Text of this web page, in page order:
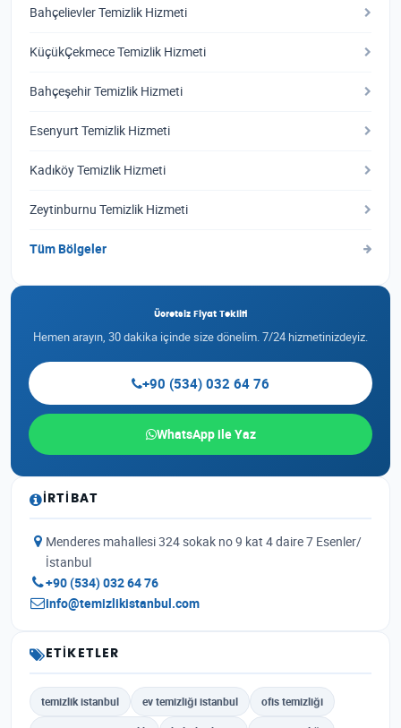
Bahçelievler Temizlik Hizmeti
KüçükÇekmece Temizlik Hizmeti
Bahçeşehir Temizlik Hizmeti
Esenyurt Temizlik Hizmeti
Kadıköy Temizlik Hizmeti
Zeytinburnu Temizlik Hizmeti
Tüm Bölgeler
Ücretsiz Fiyat Teklifi
Hemen arayın, 30 dakika içinde size dönelim. 7/24 hizmetinizdeyiz.
+90 (534) 032 64 76
WhatsApp ile Yaz
İRTIBAT
Menderes mahallesi 324 sokak no 9 kat 4 daire 7 Esenler/
İstanbul
+90 (534) 032 64 76
info@temizlikistanbul.com
ETIKETLER
temizlik istanbul ev temizliği istanbul ofis temizliği